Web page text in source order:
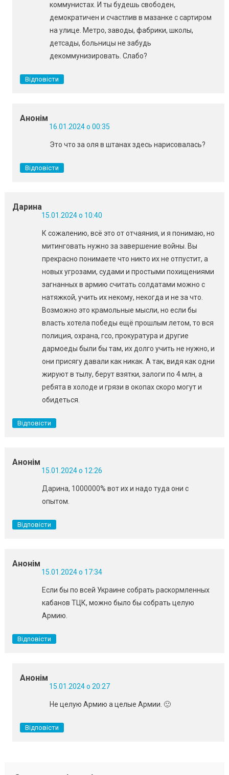
коммунистах. И ты будешь свободен,
демократичен и счастлив в мазанке с сартиром
на улице. Метро, заводы, фабрики, школы,
детсады, больницы не забудь
декоммунизировать. Слабо?
Відповісти
Анонім
16.01.2024 о 00:35
Это что за оля в штанах здесь нарисовалась?
Відповісти
Дарина
15.01.2024 о 10:40
К сожалению, всё это от отчаяния, и я понимаю, но
митинговать нужно за завершение войны. Вы
прекрасно понимаете что никто их не отпустит, а
новых угрозами, судами и простыми похищениями
загнанных в армию считать солдатами можно с
натяжкой, учить их некому, некогда и не за что.
Возможно это крамольные мысли, но если бы
власть хотела победы ещё прошлым летом, то вся
полиция, охрана, гсо, прокуратура и другие
дармоеды были бы там, их долго учить не нужно, и
они присягу давали как никак. А так, видя как одни
жируют в тылу, берут взятки, залоги по 4 млн, а
ребята в холоде и грязи в окопах скоро могут и
обидеться.
Відповісти
Анонім
15.01.2024 о 12:26
Дарина, 1000000% вот их и надо туда они с
опытом.
Відповісти
Анонім
15.01.2024 о 17:34
Если бы по всей Украине собрать раскормленных
кабанов ТЦК, можно было бы собрать целую
Армию.
Відповісти
Анонім
15.01.2024 о 20:27
Не целую Армию а целые Армии. 🙂
Відповісти